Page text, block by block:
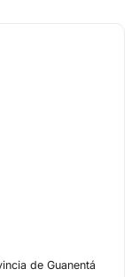
de Guanentá